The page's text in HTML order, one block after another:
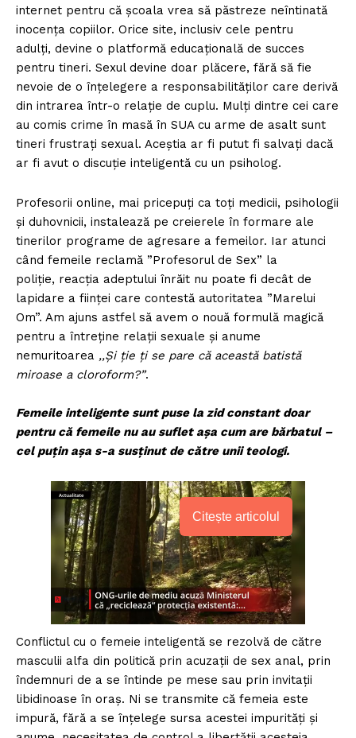
internet pentru că școala vrea să păstreze neîntinată
inocența copiilor. Orice site, inclusiv cele pentru
adulți, devine o platformă educațională de succes
pentru tineri. Sexul devine doar plăcere, fără să fie
nevoie de o înțelegere a responsabilităților care derivă
din intrarea într-o relație de cuplu. Mulți dintre cei care
au comis crime în masă în SUA cu arme de asalt sunt
tineri frustrați sexual. Aceștia ar fi putut fi salvați dacă
ar fi avut o discuție inteligentă cu un psiholog.
Profesorii online, mai pricepuți ca toți medicii, psihologii
și duhovnicii, instalează pe creierele în formare ale
tinerilor programe de agresare a femeilor. Iar atunci
când femeile reclamă ”Profesorul de Sex” la
poliție, reacția adeptului înrăit nu poate fi decât de
lapidare a ființei care contestă autoritatea ”Marelui
Om”. Am ajuns astfel să avem o nouă formulă magică
pentru a întreține relații sexuale și anume
nemuritoarea ,,Și ție ți se pare că această batistă
miroase a cloroform?”.
Femeile inteligente sunt puse la zid constant doar
pentru că femeile nu au suflet așa cum are bărbatul –
cel puțin așa s-a susținut de către unii teologi.
Citește articolul
Conflictul cu o femeie inteligentă se rezolvă de către
masculii alfa din politică prin acuzații de sex anal, prin
îndemnuri de a se întinde pe mese sau prin invitații
libidinoase în oraș. Ni se transmite că femeia este
impură, fără a se înțelege sursa acestei impurități și